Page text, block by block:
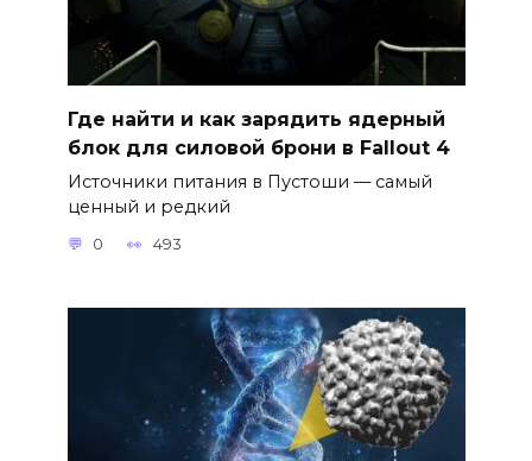
Где найти и как зарядить ядерный
блок для силовой брони в Fallout 4
Источники питания в Пустоши — самый
ценный и редкий
0 493